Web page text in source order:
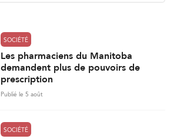
SOCIÉTÉ
Les pharmaciens du Manitoba
demandent plus de pouvoirs de
prescription
Publié le 5 août
SOCIÉTÉ